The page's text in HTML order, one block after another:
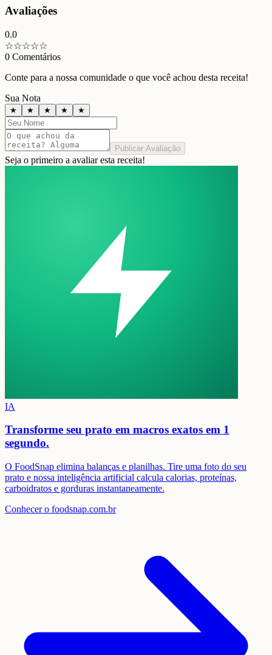
Avaliações
0.0
☆☆☆☆☆
0 Comentários
Conte para a nossa comunidade o que você achou desta receita!
Sua Nota
★ ★ ★ ★ ★
Publicar Avaliação
Seja o primeiro a avaliar esta receita!
IA
Transforme seu prato em macros exatos em 1
segundo.
O FoodSnap elimina balanças e planilhas. Tire uma foto do seu
prato e nossa inteligência artificial calcula calorias, proteínas,
carboidratos e gorduras instantaneamente.
Conhecer o foodsnap.com.br